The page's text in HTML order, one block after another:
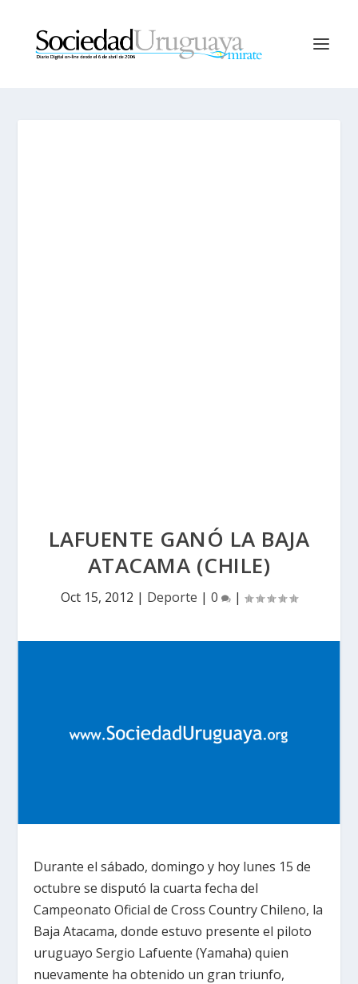
LAFUENTE GANÓ LA BAJA
ATACAMA (CHILE)
Oct 15, 2012 | Deporte | 0 |
Durante el sábado, domingo y hoy lunes 15 de
octubre se disputó la cuarta fecha del
Campeonato Oficial de Cross Country Chileno, la
Baja Atacama, donde estuvo presente el piloto
uruguayo Sergio Lafuente (Yamaha) quien
nuevamente ha obtenido un gran triunfo,